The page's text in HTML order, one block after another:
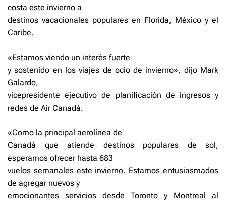
costa este invierno a
destinos vacacionales populares en Florida, México y el
Caribe.
«Estamos viendo un interés fuerte
y sostenido en los viajes de ocio de invierno», dijo Mark
Galardo,
vicepresidente ejecutivo de planificación de ingresos y
redes de Air Canadá.
«Como la principal aerolínea de
Canadá que atiende destinos populares de sol,
esperamos ofrecer hasta 683
vuelos semanales este invierno. Estamos entusiasmados
de agregar nuevos y
emocionantes servicios desde Toronto y Montreal al